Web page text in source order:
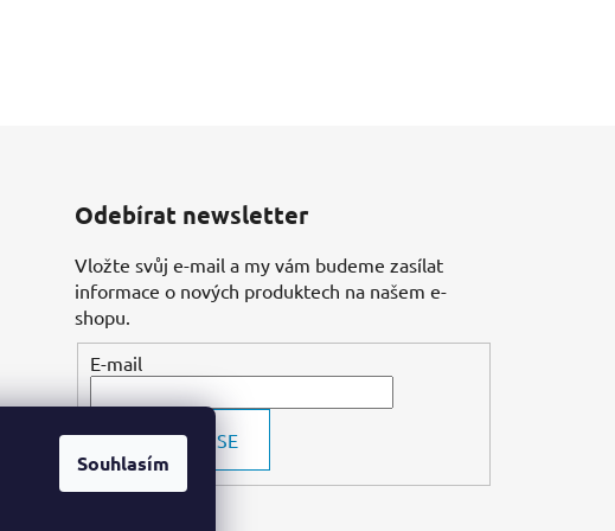
Souhlasím
Odebírat newsletter
Vložte svůj e-mail a my vám budeme zasílat
informace o nových produktech na našem e-
shopu.
E-mail
PŘIHLÁSIT SE